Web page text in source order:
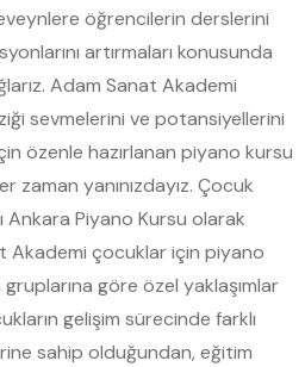
öğrencilerin derslerini
artırmaları konusunda
Adam Sanat Akademi
sevmelerini ve potansiyellerini
özenle hazırlanan piyano kursu
zaman yanınızdayız. Çocuk
Ankara Piyano Kursu olarak
Akademi çocuklar için piyano
göre özel yaklaşımlar
gelişim sürecinde farklı
sahip olduğundan, eğitim